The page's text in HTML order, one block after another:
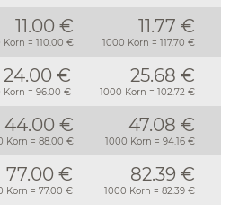
11.00 €
Korn = 110.00 €
11.77 €
1000 Korn = 117.70 €
24.00 €
Korn = 96.00 €
25.68 €
1000 Korn = 102.72 €
44.00 €
Korn = 88.00 €
47.08 €
1000 Korn = 94.16 €
77.00 €
Korn = 77.00 €
82.39 €
1000 Korn = 82.39 €